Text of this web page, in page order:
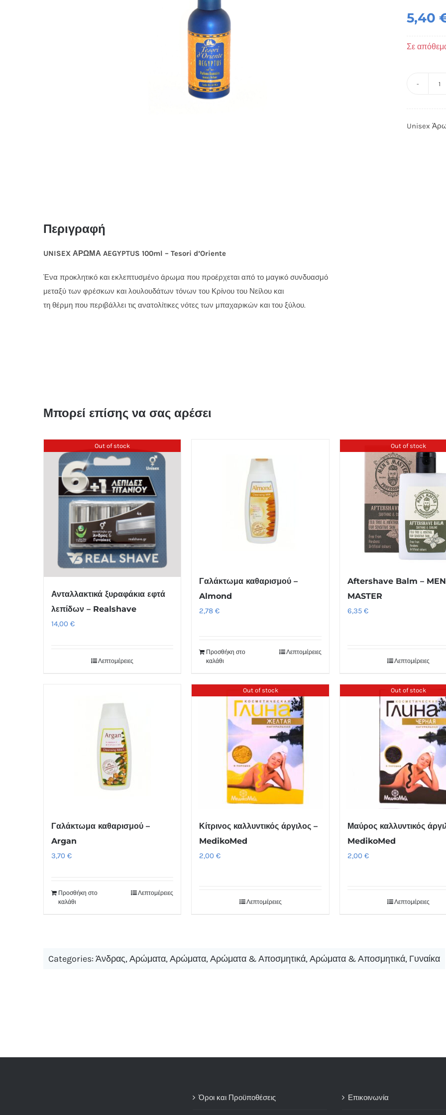
5,40
Σε
Unisex
Περιγραφή
UNISEX ΑΡΩΜΑ AEGYPTUS 100ml – Tesori d’Oriente
Ένα προκλητικό και εκλεπτυσμένο άρωμα που προέρχεται από το μαγικό συνδυασμό
μεταξύ των φρέσκων και λουλουδάτων τόνων του Κρίνου του Νείλου και
τη θέρμη που περιβάλλει τις ανατολίτικες νότες των μπαχαρικών και του ξύλου.
Μπορεί επίσης να σας αρέσει
Out of stock
Ανταλλακτικά ξυραφάκια εφτά
λεπίδων – Realshave
14,00 €
Λεπτομέρειες
Γαλάκτωμα καθαρισμού –
Almond
2,78€
Προσθήκη στο
καλάθι
Λεπτομέρειες
Out of stock
Aftershave Balm –
MASTER
6,35 €
Λεπτομέρειες
Γαλάκτωμα καθαρισμού –
Argan
3,70 €
Προσθήκη στο
καλάθι
Λεπτομέρειες
Out of stock
Κίτρινος καλλυντικός άργιλος –
MedikoMed
2,00€
Λεπτομέρειες
Out of stock
Μαύρος καλλυντικός
MedikoMed
2,00 €
Λεπτομέρειες
Categories: Άνδρας,Αρώματα,Αρώματα,Αρώματα & Αποσμητικά,Αρώματα & Αποσμητικά, Γυναίκα
Όροι και Προϋποθέσεις Επικοινωνία